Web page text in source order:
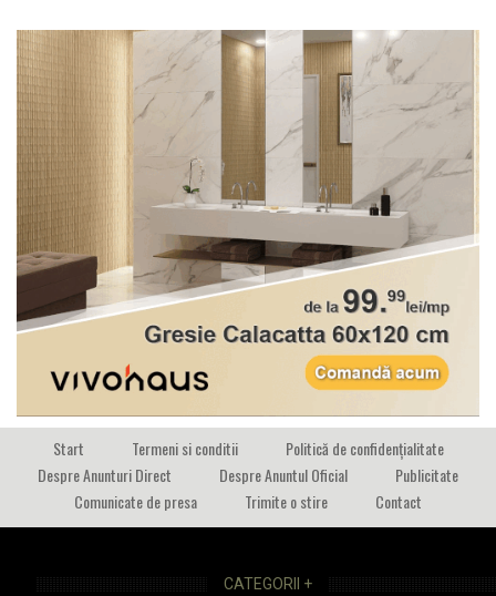
Start Termeni si conditii
Politică de confidențialitate
Despre Anunturi Direct
Despre Anuntul Oficial
Publicitate
Comunicate de presa
Trimite o stire Contact
CATEGORII +